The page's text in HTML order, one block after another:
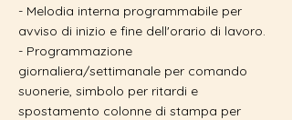
- Melodia interna programmabile per
avviso di inizio e fine dell'orario di lavoro.
- Programmazione
giornaliera/settimanale per comando
suonerie, simbolo per ritardi e
spostamento colonne di stampa per